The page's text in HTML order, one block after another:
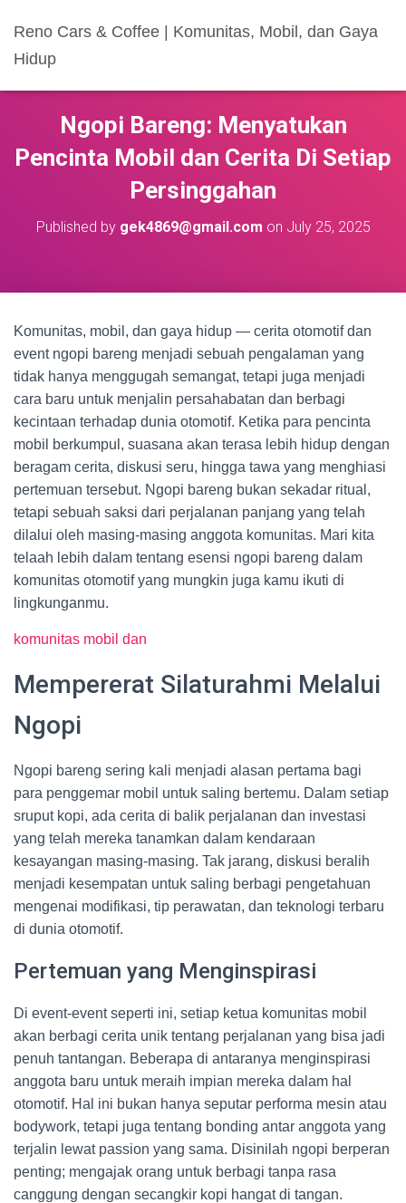
Reno Cars & Coffee | Komunitas, Mobil, dan Gaya
Hidup
Ngopi Bareng: Menyatukan
Pencinta Mobil dan Cerita Di Setiap
Persinggahan
Published by gek4869@gmail.com on July 25, 2025
Komunitas, mobil, dan gaya hidup — cerita otomotif dan
event ngopi bareng menjadi sebuah pengalaman yang
tidak hanya menggugah semangat, tetapi juga menjadi
cara baru untuk menjalin persahabatan dan berbagi
kecintaan terhadap dunia otomotif. Ketika para pencinta
mobil berkumpul, suasana akan terasa lebih hidup dengan
beragam cerita, diskusi seru, hingga tawa yang menghiasi
pertemuan tersebut. Ngopi bareng bukan sekadar ritual,
tetapi sebuah saksi dari perjalanan panjang yang telah
dilalui oleh masing-masing anggota komunitas. Mari kita
telaah lebih dalam tentang esensi ngopi bareng dalam
komunitas otomotif yang mungkin juga kamu ikuti di
lingkunganmu.
komunitas mobil dan
Mempererat Silaturahmi Melalui
Ngopi
Ngopi bareng sering kali menjadi alasan pertama bagi
para penggemar mobil untuk saling bertemu. Dalam setiap
sruput kopi, ada cerita di balik perjalanan dan investasi
yang telah mereka tanamkan dalam kendaraan
kesayangan masing-masing. Tak jarang, diskusi beralih
menjadi kesempatan untuk saling berbagi pengetahuan
mengenai modifikasi, tip perawatan, dan teknologi terbaru
di dunia otomotif.
Pertemuan yang Menginspirasi
Di event-event seperti ini, setiap ketua komunitas mobil
akan berbagi cerita unik tentang perjalanan yang bisa jadi
penuh tantangan. Beberapa di antaranya menginspirasi
anggota baru untuk meraih impian mereka dalam hal
otomotif. Hal ini bukan hanya seputar performa mesin atau
bodywork, tetapi juga tentang bonding antar anggota yang
terjalin lewat passion yang sama. Disinilah ngopi berperan
penting; mengajak orang untuk berbagi tanpa rasa
canggung dengan secangkir kopi hangat di tangan.